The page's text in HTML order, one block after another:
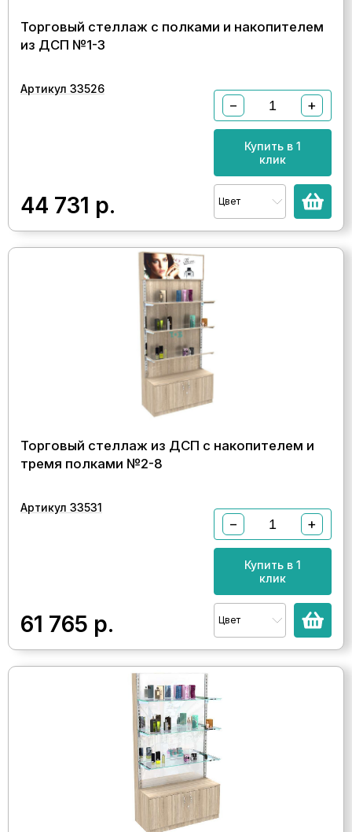
Торговый стеллаж с полками и накопителем
из ДСП №1-3
Артикул 33526
44 731 р.
− +
Купить в 1
клик
Цвет
Торговый стеллаж из ДСП с накопителем и
тремя полками №2-8
Артикул 33531
61 765 р.
− +
Купить в 1
клик
Цвет